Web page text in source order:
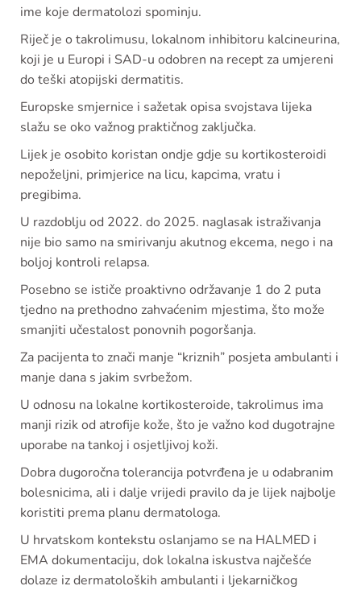
ime koje dermatolozi spominju.
Riječ je o takrolimusu, lokalnom inhibitoru kalcineurina,
koji je u Europi i SAD-u odobren na recept za umjereni
do teški atopijski dermatitis.
Europske smjernice i sažetak opisa svojstava lijeka
slažu se oko važnog praktičnog zaključka.
Lijek je osobito koristan ondje gdje su kortikosteroidi
nepoželjni, primjerice na licu, kapcima, vratu i
pregibima.
U razdoblju od 2022. do 2025. naglasak istraživanja
nije bio samo na smirivanju akutnog ekcema, nego i na
boljoj kontroli relapsa.
Posebno se ističe proaktivno održavanje 1 do 2 puta
tjedno na prethodno zahvaćenim mjestima, što može
smanjiti učestalost ponovnih pogoršanja.
Za pacijenta to znači manje “kriznih” posjeta ambulanti i
manje dana s jakim svrbežom.
U odnosu na lokalne kortikosteroide, takrolimus ima
manji rizik od atrofije kože, što je važno kod dugotrajne
uporabe na tankoj i osjetljivoj koži.
Dobra dugoročna tolerancija potvrđena je u odabranim
bolesnicima, ali i dalje vrijedi pravilo da je lijek najbolje
koristiti prema planu dermatologa.
U hrvatskom kontekstu oslanjamo se na HALMED i
EMA dokumentaciju, dok lokalna iskustva najčešće
dolaze iz dermatoloških ambulanti i ljekarničkog